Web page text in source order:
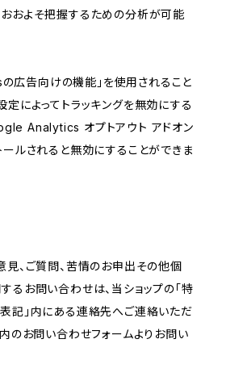
およそ把握するための分析が可能
広告向けの機能」を使用されること
定によってトラッキングを無効にする
Analytics オプトアウト アドオン
ールされると無効にすることができま
見、ご質問、苦情のお申出その他個
るお問い合わせは、当ショップの「特
記」内にある連絡先へご連絡いただ
内のお問い合わせフォームよりお問い